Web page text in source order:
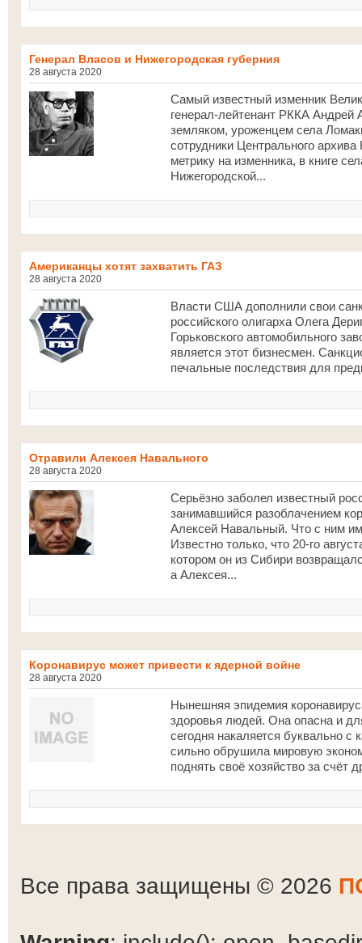
Генерал Власов и Нижегородская губерния
28 августа 2020
Самый известный изменник
генерал-лейтенант РККА Андрей
земляком, уроженцем села
сотрудники Центрального
метрику на изменника, в книге
Нижегородской...
Американцы хотят захватить ГАЗ
28 августа 2020
Власти США дополнили свои
российского олигарха Олега
Горьковского автомобильного
является этот бизнесмен.
печальные последствия для
Отравили Алексея Навального
28 августа 2020
Серьёзно заболел известный
занимавшийся разоблачением
Алексей Навальный. Что с ним
Известно только, что 20-го
котором он из Сибири
а Алексея...
Коронавирус может привести к ядерной войне
28 августа 2020
Нынешняя эпидемия
здоровья людей. Она опасна и
сегодня накаляется буквально
сильно обрушила мировую
поднять своё хозяйство за счёт
Все права защищены © 2026